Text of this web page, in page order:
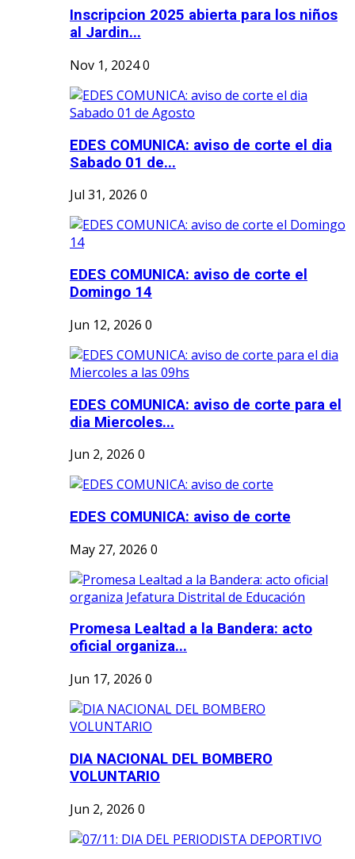
Inscripcion 2025 abierta para los niños
al Jardin...
Nov 1, 20240
EDES COMUNICA: aviso de corte el dia
Sabado 01 de...
Jul 31, 2026 0
EDES COMUNICA: aviso de corte el
Domingo 14
Jun 12, 2026 0
EDES COMUNICA: aviso de corte para el
dia Miercoles...
Jun 2, 2026 0
EDES COMUNICA: aviso de corte
May 27, 2026 0
Promesa Lealtad a la Bandera: acto
oficial organiza...
Jun 17, 2026 0
DIA NACIONAL DEL BOMBERO
VOLUNTARIO
Jun 2, 2026 0